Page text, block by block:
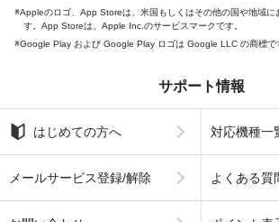
Appleのロゴ、App Storeは、米国もしくはその他の国や地域
す。App Storeは、Apple Inc.のサービスマークです。
Google Play および Google Play ロゴは Google LLC の商標で
サポート情報
はじめての方へ 対応機種一
メールサービス登録/解除 よくある質